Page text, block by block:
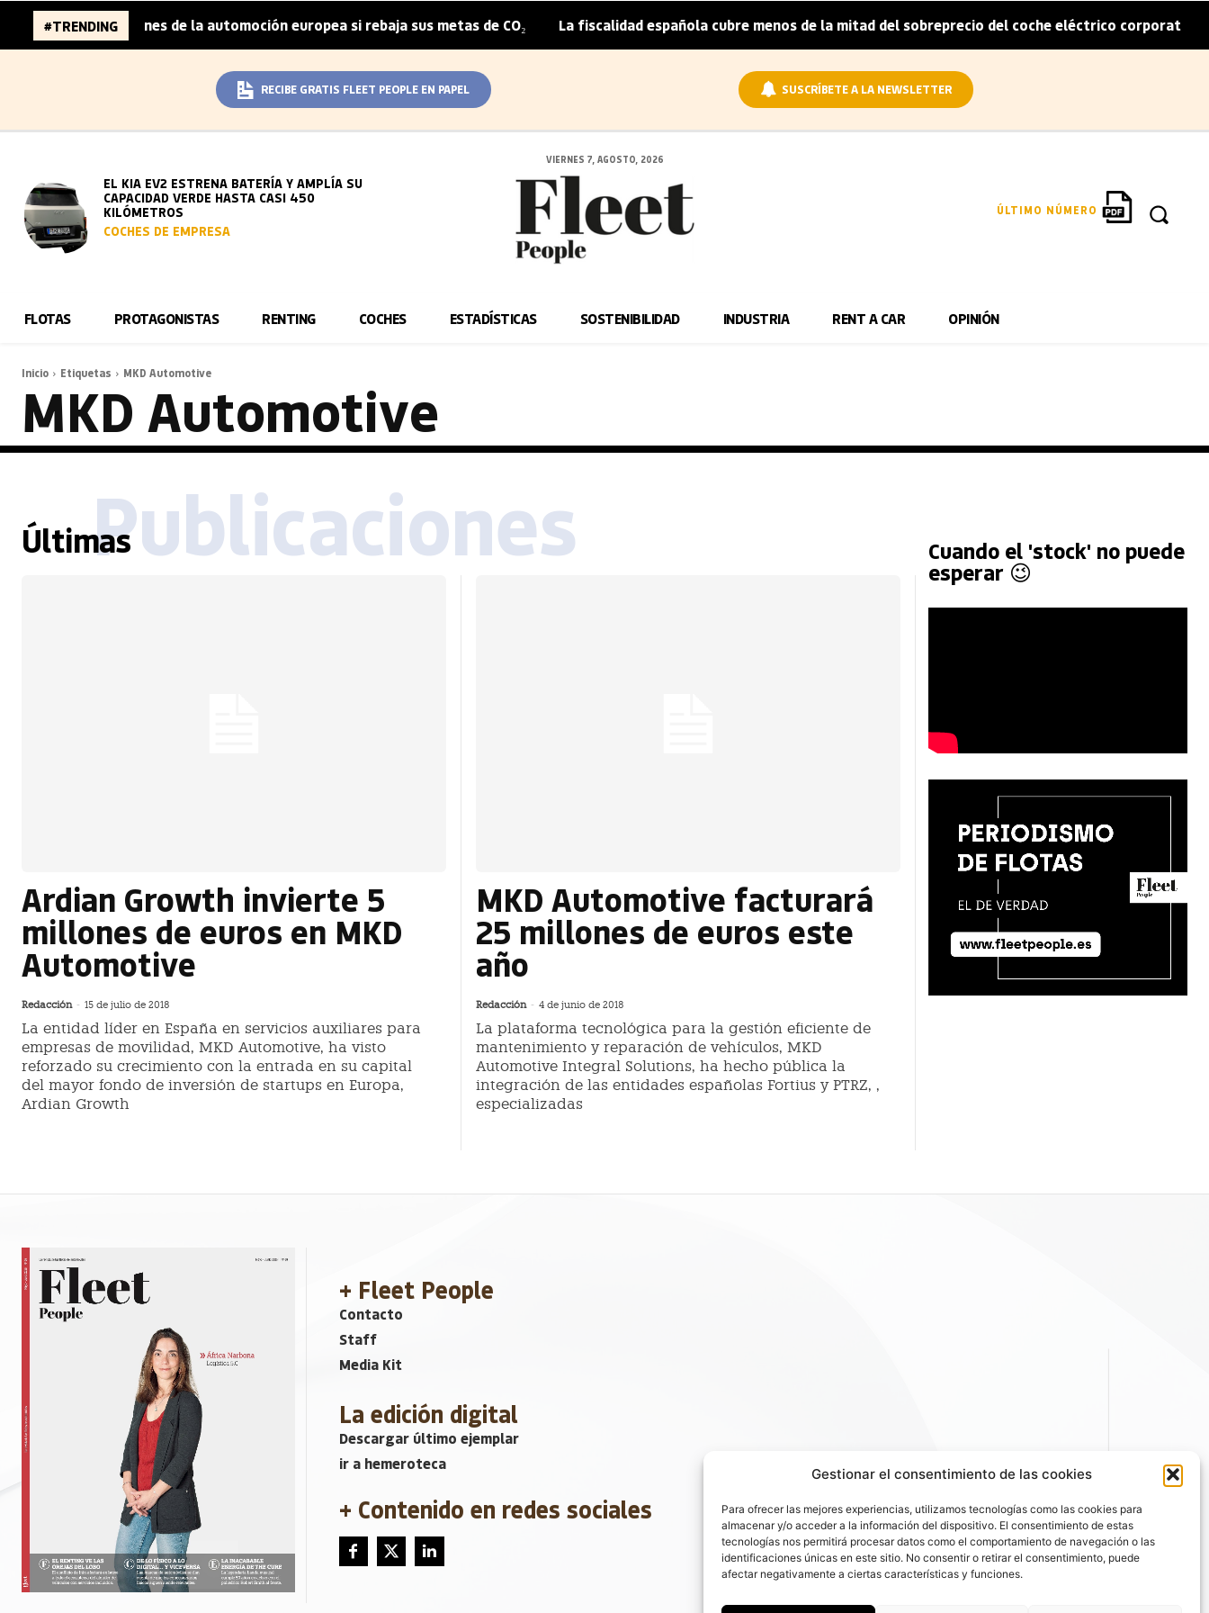
Gestionar el consentimiento de las cookies
Para ofrecer las mejores experiencias, utilizamos tecnologías como las cookies para
almacenar y/o acceder a la información del dispositivo. El consentimiento de estas
tecnologías nos permitirá procesar datos como el comportamiento de navegación o las
identificaciones únicas en este sitio. No consentir o retirar el consentimiento, puede
afectar negativamente a ciertas características y funciones.
#TRENDING
96.000 millones de la automoción europea si rebaja sus metas de CO₂ | La fiscalidad española cubre menos de la mitad del sobreprecio del coche eléctrico corporativo
RECIBE GRATIS FLEET PEOPLE EN PAPEL SUSCRÍBETE A LA NEWSLETTER
EL KIA EV2 ESTRENA BATERÍA Y AMPLÍA SU
CAPACIDAD VERDE HASTA CASI 450
KILÓMETROS
COCHES DE EMPRESA
VIERNES 7, AGOSTO, 2026
ÚLTIMO NÚMERO
FLOTAS PROTAGONISTAS RENTING COCHES ESTADÍSTICAS SOSTENIBILIDAD INDUSTRIA RENT A CAR OPINIÓN
Inicio Etiquetas MKD Automotive
MKD Automotive
ÚltimasPublicaciones
Ardian Growth invierte 5
millones de euros en MKD
Automotive
Redacción - 15 de julio de 2018
La entidad líder en España en servicios auxiliares para
empresas de movilidad, MKD Automotive, ha visto
reforzado su crecimiento con la entrada en su capital
del mayor fondo de inversión de startups en Europa,
Ardian Growth
MKD Automotive facturará
25 millones de euros este
año
Redacción - 4 de junio de 2018
La plataforma tecnológica para la gestión eficiente de
mantenimiento y reparación de vehículos, MKD
Automotive Integral Solutions, ha hecho pública la
integración de las entidades españolas Fortius y PTRZ, ,
especializadas
Cuando el 'stock' no puede
esperar 😉
+ Fleet People
Contacto
Staff
Media Kit
La edición digital
Descargar último ejemplar
ir a hemeroteca
+ Contenido en redes sociales